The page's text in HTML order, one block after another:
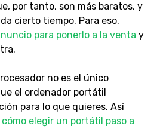
por tanto, son más baratos, y
cierto tiempo. Para eso,
para ponerlo a la venta y
no es el único
el ordenador portátil
para lo que quieres. Así
cómo elegir un portátil paso a